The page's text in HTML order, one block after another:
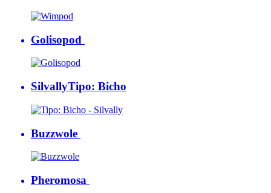
Golisopod
SilvallyTipo: Bicho
Buzzwole
Pheromosa